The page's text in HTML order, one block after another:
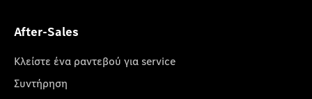
After-Sales
Κλείστε ένα ραντεβού για service
Συντήρηση